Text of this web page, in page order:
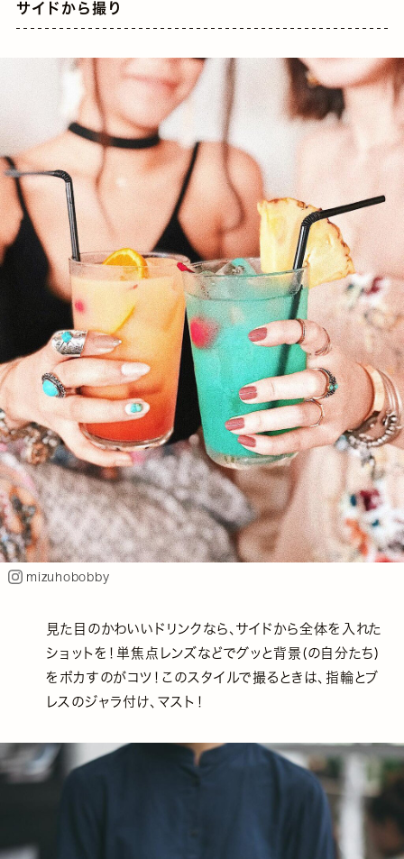
サイドから撮り
mizuhobobby
見た目のかわいいドリンクなら、サイドから全体を入れた
ショットを！単焦点レンズなどでグッと背景(の自分たち)
をボカすのがコツ！このスタイルで撮るときは、指輪とブ
レスのジャラ付け、マスト！